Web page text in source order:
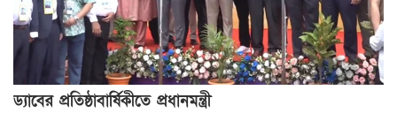
ড্যাবের প্রতিষ্ঠাবার্ষিকীতে প্রধানমন্ত্রী